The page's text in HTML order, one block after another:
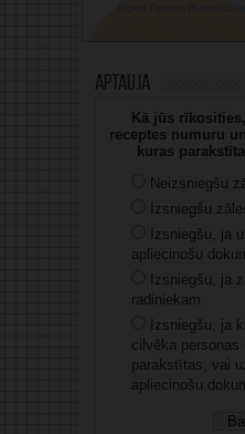
Aptauja
Kā jūs
receptes numuru
kuras
Neizsniegšu
Izsniegšu
Izsniegšu, ja
apliecinošu
Izsniegšu, ja
radiniekam.
Izsniegšu, ja
cilvēka
parakstītas, vai
apliecinošu